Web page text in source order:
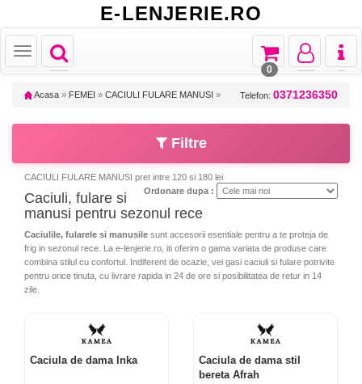
E-LENJERIE.RO
Toggle
navigation
Toggle
Toggle
navigation
Toggle
navigation
Toggle
navigation
0
Acasa » FEMEI » CACIULI FULARE MANUSI » Telefon: 0371236350
Filtre
CACIULI FULARE MANUSI pret intre 120 si 180 lei
Ordonare dupa :
Caciuli, fulare si
manusi pentru sezonul rece
Caciulile, fularele si manusile sunt accesorii esentiale pentru a te proteja de
frig in sezonul rece. La e-lenjerie.ro, iti oferim o gama variata de produse care
combina stilul cu confortul. Indiferent de ocazie, vei gasi caciuli si fulare potrivite
pentru orice tinuta, cu livrare rapida in 24 de ore si posibilitatea de retur in 14
zile.
Caciula de dama Inka
Caciula de dama stil
bereta Afrah